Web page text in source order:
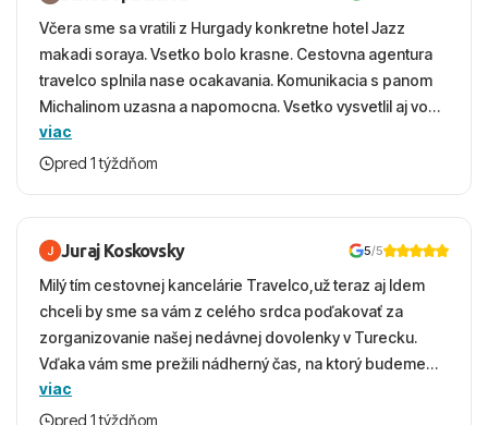
Včera sme sa vratili z Hurgady konkretne hotel Jazz
makadi soraya. Vsetko bolo krasne. Cestovna agentura
travelco splnila nase ocakavania. Komunikacia s panom
Michalinom uzasna a napomocna. Vsetko vysvetlil aj vo
vecernych hodinach zaco sa ospravedlnujem. Hotel
krasny, cisty. Sluzby top. Strava, prostredie, more,
viac
pred 1 týždňom
Juraj Koskovsky 5/5
Milý tím cestovnej kancelárie Travelco,už teraz aj Idem
chceli by sme sa vám z celého srdca poďakovať za
zorganizovanie našej nedávnej dovolenky v Turecku.
Vďaka vám sme prežili nádherný čas, na ktorý budeme
ešte dlho s úsmevom spomínať. ​Všetko prebehlo
absolútne hladko – od prvotného výberu zájazdu, cez
viac
pred 1 týždňom